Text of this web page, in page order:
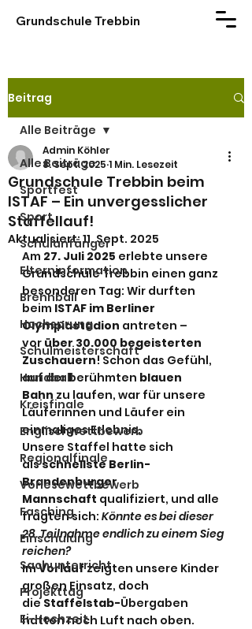
Grundschule Trebbin
Beitrag
Alle Beiträge
Sportfest
Sport
Schulanfänger
Elterninformation
Brennball
Hochsprung
Schulmeisterschaft
Handball
Kreisfinale
Englischwettbewerb
Regionalfinale
Vorlesewettbewerb
Fasching
Einschulung
Sachunterricht
Projekttag
Ei-Hochzeit
Alle Beiträge
Grundschule Trebbin beim
ISTAF – Ein unvergesslicher
Staffellauf!
Admin Köhler
8. Sept. 2025 1 Min. Lesezeit
Aktualisiert:11. Sept. 2025
Am 27. Juli 2025 erlebte unsere
Grundschule Trebbin einen ganz
besonderen Tag: Wir durften
beim ISTAF im Berliner
Olympiastadion antreten –
vor über 30.000 begeisterten
Zuschauern! Schon das Gefühl,
auf der berühmten blauen
Bahn zu laufen, war für unsere
Läuferinnen und Läufer ein
einmaliges Erlebnis.
Unsere Staffel hatte sich
als schnellste Berlin-
Brandenburger
Mannschaft qualifiziert, und alle
fragten sich: Könnte es bei dieser
28. Teilnahme endlich zu einem Sieg
reichen?
Im Vorlauf zeigten unsere Kinder
großen Einsatz, doch
die Staffelstab-Übergaben
hatten noch Luft nach oben.